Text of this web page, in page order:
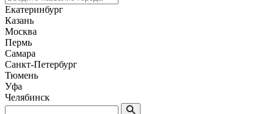
Екатеринбург
Казань
Москва
Пермь
Самара
Санкт-Петербург
Тюмень
Уфа
Челябинск